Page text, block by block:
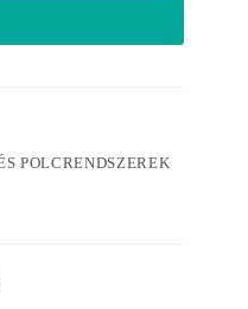
POLCRENDSZEREK